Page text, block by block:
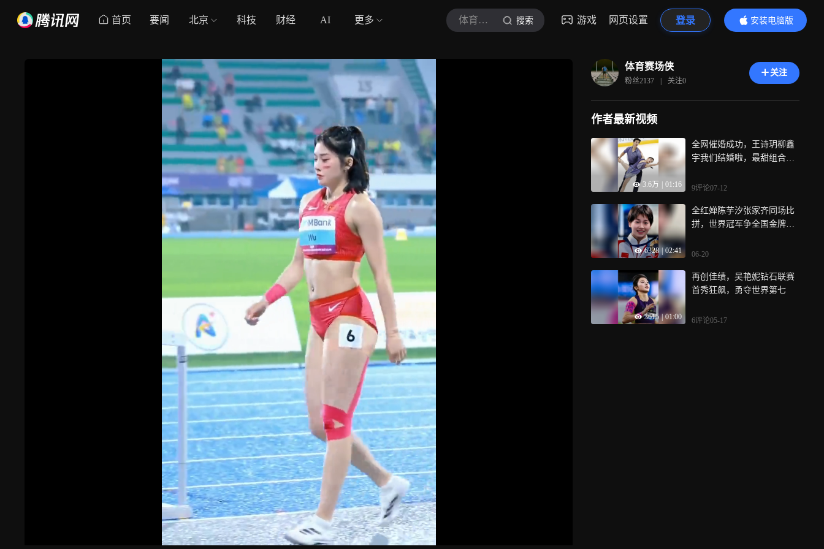
首页 要闻 北京 科技 财经 AI 更多 体育赛场侠 搜索 游戏 网页设置 登录
安装电脑版
内容更精彩
体育赛场侠
粉丝2137 | 关注0
关注
作者最新视频
3.6万 01:16
全网催婚成功，王诗玥柳鑫
宇我们结婚啦，最甜组合终
9评论07-12
6328 02:41
全红婵陈芋汐张家齐同场比
拼，世界冠军争全国金牌，
06-20
3615 | 01:00
再创佳绩，吴艳妮钻石联赛
首秀狂飙，勇夺世界第七
6评论05-17